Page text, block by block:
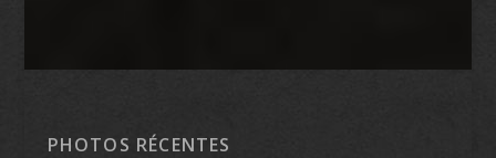
PHOTOS RÉCENTES